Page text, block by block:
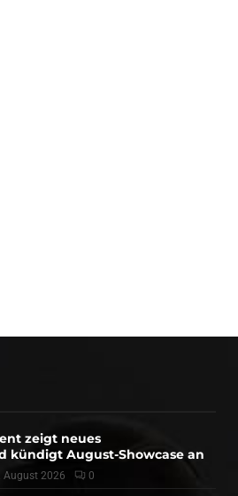
zeigt neues
kündigt August-Showcase an
August 2026 0